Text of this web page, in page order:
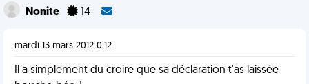
Nonite 14
mardi 13 mars 2012 0:12
Il a simplement du croire que sa déclaration t'as laissée